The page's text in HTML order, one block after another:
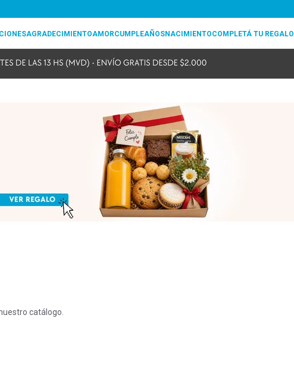
AGRADECIMIENTOAMORCUMPLEAÑOSNACIMIENTOCOMPLETÁ TU REGALO
catálogo.